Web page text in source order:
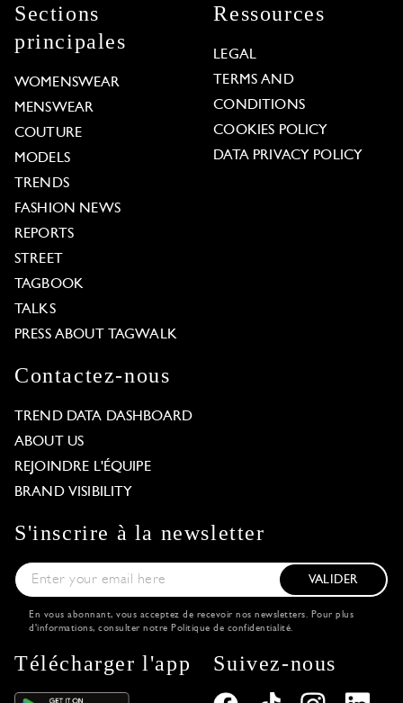
Sections
principales
WOMENSWEAR
MENSWEAR
COUTURE
MODELS
TRENDS
FASHION NEWS
REPORTS
STREET
TAGBOOK
TALKS
PRESS ABOUT TAGWALK
Ressources
LEGAL
TERMS AND
CONDITIONS
COOKIES POLICY
DATA PRIVACY POLICY
Contactez-nous
TREND DATA DASHBOARD
ABOUT US
REJOINDRE L'ÉQUIPE
BRAND VISIBILITY
S'inscrire à la newsletter
VALIDER
En vous abonnant, vous acceptez de recevoir nos newsletters. Pour plus
d'informations, consulter notre Politique de confidentialité.
Télécharger l'app Suivez-nous